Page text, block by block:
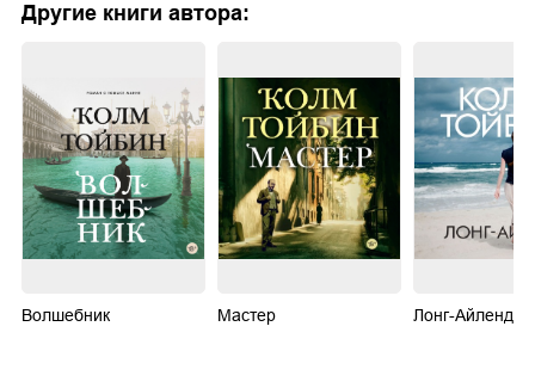
Другие книги автора:
Волшебник Мастер Лонг-Айленд